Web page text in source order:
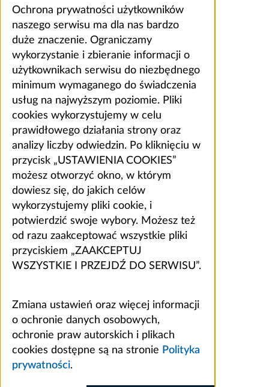
Ochrona prywatności użytkowników
naszego serwisu ma dla nas bardzo
duże znaczenie. Ograniczamy
wykorzystanie i zbieranie informacji o
użytkownikach serwisu do niezbędnego
minimum wymaganego do świadczenia
usług na najwyższym poziomie. Pliki
cookies wykorzystujemy w celu
prawidłowego działania strony oraz
analizy liczby odwiedzin. Po kliknięciu w
przycisk „USTAWIENIA COOKIES”
możesz otworzyć okno, w którym
dowiesz się, do jakich celów
wykorzystujemy pliki cookie, i
potwierdzić swoje wybory. Możesz też
od razu zaakceptować wszystkie pliki
przyciskiem „ZAAKCEPTUJ
WSZYSTKIE I PRZEJDŹ DO SERWISU”.
Zmiana ustawień oraz więcej informacji
o ochronie danych osobowych,
ochronie praw autorskich i plikach
cookies dostępne są na stronie Polityka
prywatności.